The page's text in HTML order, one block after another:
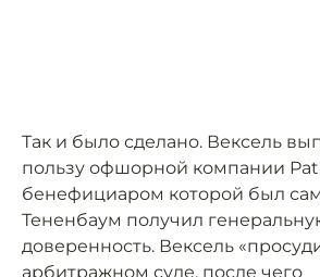
Так и было сделано. Вексель
пользу офшорной компании
бенефициаром которой был
Тененбаум получил
доверенность. Вексель
арбитражном суде, после чего